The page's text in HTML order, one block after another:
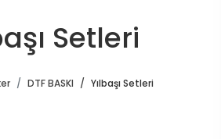
Setleri
DTF BASKI Yılbaşı Setleri